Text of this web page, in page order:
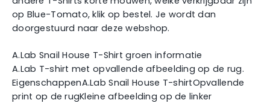
op Blue-Tomato, klik op bestel. Je wordt dan
doorgestuurd naar deze webshop.
A.Lab Snail House T-Shirt groen informatie
A.Lab T-shirt met opvallende afbeelding op de rug.
EigenschappenA.Lab Snail House T-shirtOpvallende
print op de rugKleine afbeelding op de linker